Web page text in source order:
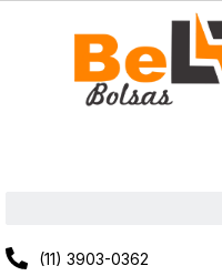
(11) 3903-0362